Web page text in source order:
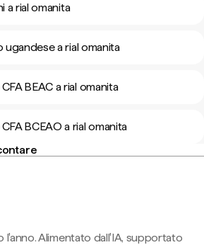
a rial omanita
ugandese a rial omanita
BEAC a rial omanita
BCEAO a rial omanita
Alimentato dall'IA, supportato